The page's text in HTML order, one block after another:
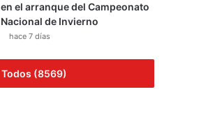
en el arranque del Campeonato
Nacional de Invierno
hace 7 días
Todos (8569)